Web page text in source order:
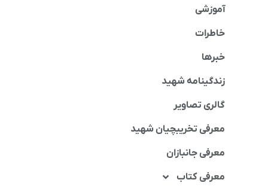
آموزشی
خاطرات
خبرها
زندگینامه شهید
گالری تصاویر
معرفی تخریبچیان شهید
معرفی جانبازان
معرفی کتاب